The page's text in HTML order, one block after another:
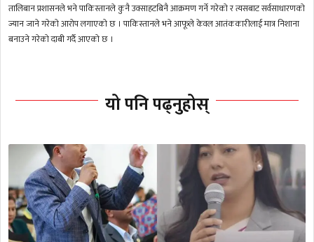
तालिबान प्रशासनले भने पाकिस्तानले कुनै उक्साहटबिनै आक्रमण गर्ने गरेको र त्यसबाट सर्वसाधारणको
ज्यान जाने गरेको आरोप लगाएको छ । पाकिस्तानले भने आफूले केवल आतंककारीलाई मात्र निशाना
बनाउने गरेको दाबी गर्दै आएको छ ।
यो पनि पढ्नुहोस्